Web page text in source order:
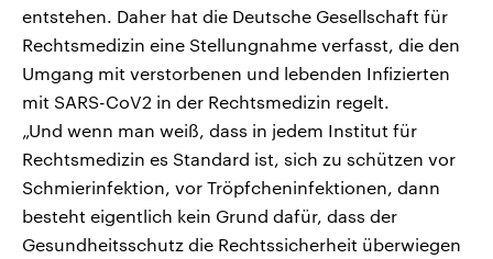
entstehen. Daher hat die Deutsche Gesellschaft für
Rechtsmedizin eine Stellungnahme verfasst, die den
Umgang mit verstorbenen und lebenden Infizierten
mit SARS-CoV2 in der Rechtsmedizin regelt.
„Und wenn man weiß, dass in jedem Institut für
Rechtsmedizin es Standard ist, sich zu schützen vor
Schmierinfektion, vor Tröpfcheninfektionen, dann
besteht eigentlich kein Grund dafür, dass der
Gesundheitsschutz die Rechtssicherheit überwiegen